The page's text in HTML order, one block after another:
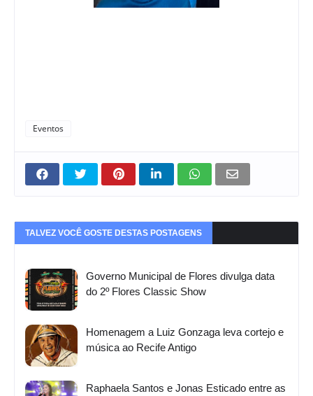
Eventos
TALVEZ VOCÊ GOSTE DESTAS POSTAGENS
Governo Municipal de Flores divulga data
do 2º Flores Classic Show
Homenagem a Luiz Gonzaga leva cortejo e
música ao Recife Antigo
Raphaela Santos e Jonas Esticado entre as